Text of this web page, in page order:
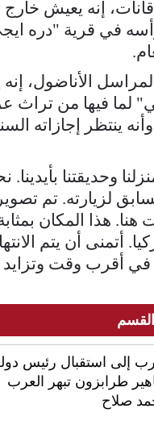
إنه يعيش خارج
في قرية "دره
الأناضول، إنه
لما فيها من تراث
ينتظر إجازاته
وحديقتنا
لزيارته. تم
هذا المكان
أتمنى أن يتم
في أقرب وقت وتزايد
إلى استقبال رئيس
طرابزون تبهر العرب
صلاح